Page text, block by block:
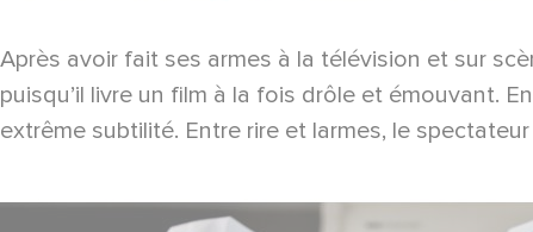
Après avoir fait ses armes à la télévision et sur
puisqu’il livre un film à la fois drôle et émouvant.
extrême subtilité. Entre rire et larmes, le